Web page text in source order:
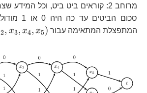
מרוחב 2: קוראים ביט ביט, וכל
המתפצלת המתאימה עבור
2, x3, x4, x5)